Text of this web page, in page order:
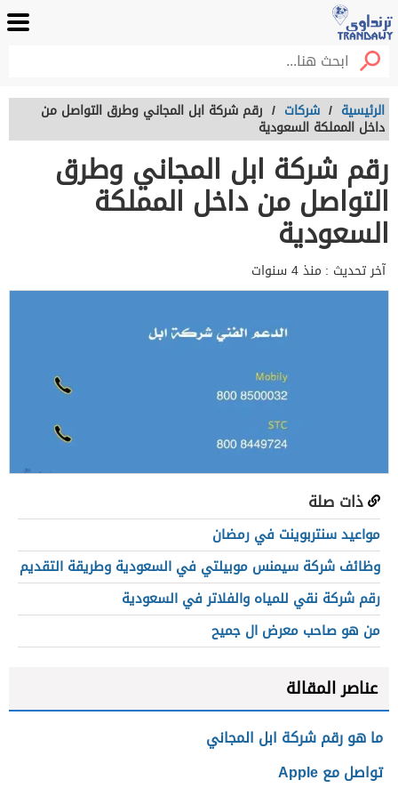
الرئيسية / شركات / رقم شركة ابل المجاني وطرق التواصل من
داخل المملكة السعودية
رقم شركة ابل المجاني وطرق
التواصل من داخل المملكة
السعودية
آخر تحديث : منذ 4 سنوات
ذات صلة
مواعيد سنتربوينت في رمضان
وظائف شركة سيمنس موبيلتي في السعودية وطريقة التقديم
رقم شركة نقي للمياه والفلاتر في السعودية
من هو صاحب معرض ال جميح
عناصر المقالة
ما هو رقم شركة ابل المجاني
تواصل مع Apple